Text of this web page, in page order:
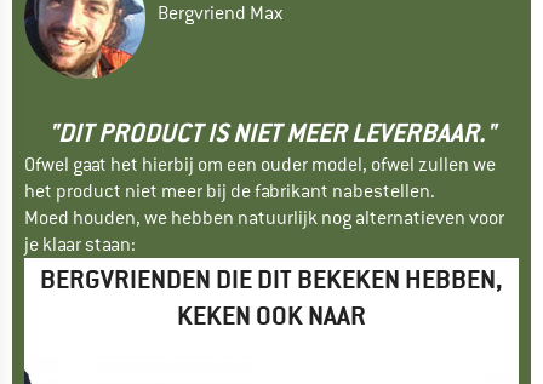
Bergvriend Max
"DIT PRODUCT IS NIET MEER LEVERBAAR."
Ofwel gaat het hierbij om een ouder model, ofwel zullen we
het product niet meer bij de fabrikant nabestellen.
Moed houden, we hebben natuurlijk nog alternatieven voor
je klaar staan:
BERGVRIENDEN DIE DIT BEKEKEN HEBBEN,
KEKEN OOK NAAR